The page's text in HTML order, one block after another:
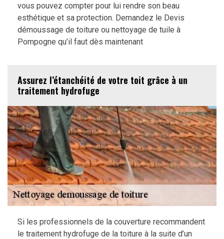
vous pouvez compter pour lui rendre son beau
esthétique et sa protection. Demandez le Devis
démoussage de toiture ou nettoyage de tuile à
Pompogne qu’il faut dès maintenant
Assurez l’étanchéité de votre toit grâce à un
traitement hydrofuge
Si les professionnels de la couverture recommandent
le traitement hydrofuge de la toiture à la suite d’un